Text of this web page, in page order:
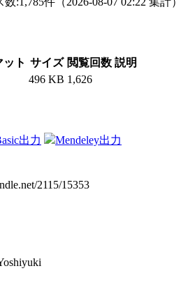
ット サイズ 閲覧回数 説明
496 KB 1,626
出力 Mendeley出力
2115/15353